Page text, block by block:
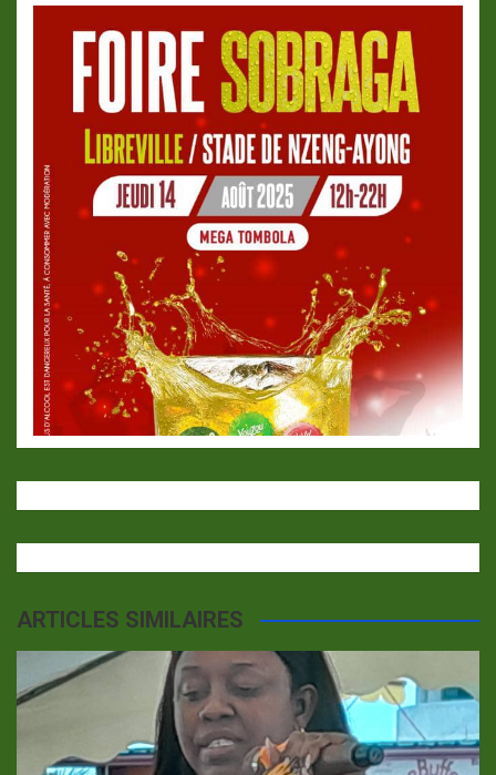
ARTICLES SIMILAIRES